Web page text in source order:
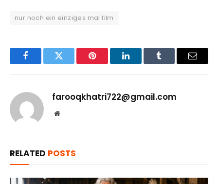
nur noch ein einziges mal film
FacebookTwitter Pinterest LinkedInTumblr Email
farooqkhatri722@gmail.com
Website
RELATED POSTS